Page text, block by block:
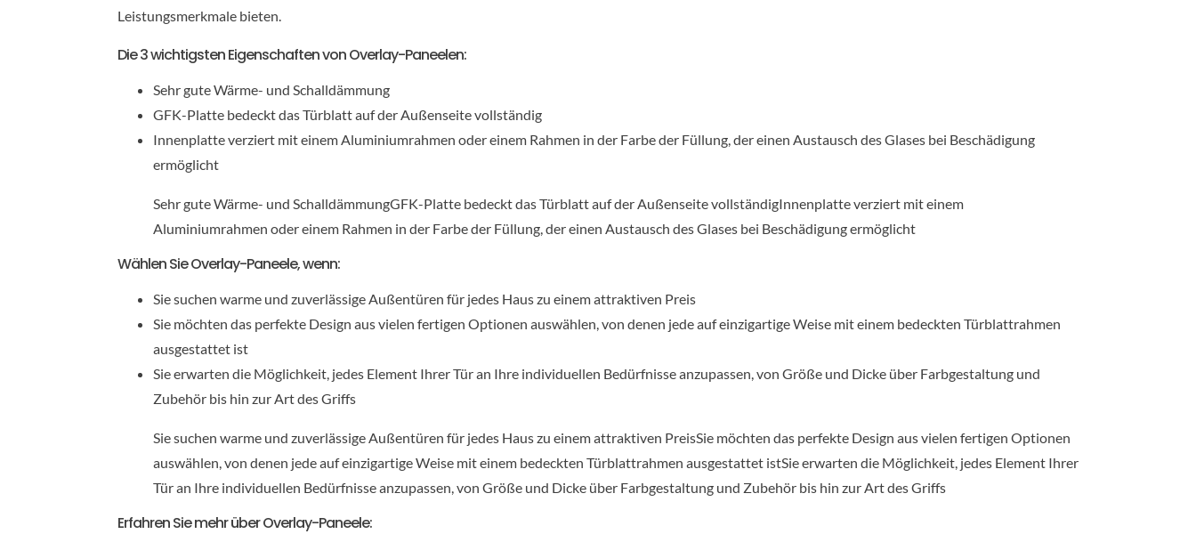
Leistungsmerkmale bieten.
Die 3 wichtigsten Eigenschaften von Overlay-Paneelen:
Sehr gute Wärme- und Schalldämmung
GFK-Platte bedeckt das Türblatt auf der Außenseite vollständig
Innenplatte verziert mit einem Aluminiumrahmen oder einem Rahmen in der Farbe der Füllung, der einen Austausch des Glases bei Beschädigung
ermöglicht
Sehr gute Wärme- und SchalldämmungGFK-Platte bedeckt das Türblatt auf der Außenseite vollständigInnenplatte verziert mit einem
Aluminiumrahmen oder einem Rahmen in der Farbe der Füllung, der einen Austausch des Glases bei Beschädigung ermöglicht
Wählen Sie Overlay-Paneele, wenn:
Sie suchen warme und zuverlässige Außentüren für jedes Haus zu einem attraktiven Preis
Sie möchten das perfekte Design aus vielen fertigen Optionen auswählen, von denen jede auf einzigartige Weise mit einem bedeckten Türblattrahmen
ausgestattet ist
Sie erwarten die Möglichkeit, jedes Element Ihrer Tür an Ihre individuellen Bedürfnisse anzupassen, von Größe und Dicke über Farbgestaltung und
Zubehör bis hin zur Art des Griffs
Sie suchen warme und zuverlässige Außentüren für jedes Haus zu einem attraktiven PreisSie möchten das perfekte Design aus vielen fertigen Optionen
auswählen, von denen jede auf einzigartige Weise mit einem bedeckten Türblattrahmen ausgestattet istSie erwarten die Möglichkeit, jedes Element Ihrer
Tür an Ihre individuellen Bedürfnisse anzupassen, von Größe und Dicke über Farbgestaltung und Zubehör bis hin zur Art des Griffs
Erfahren Sie mehr über Overlay-Paneele: